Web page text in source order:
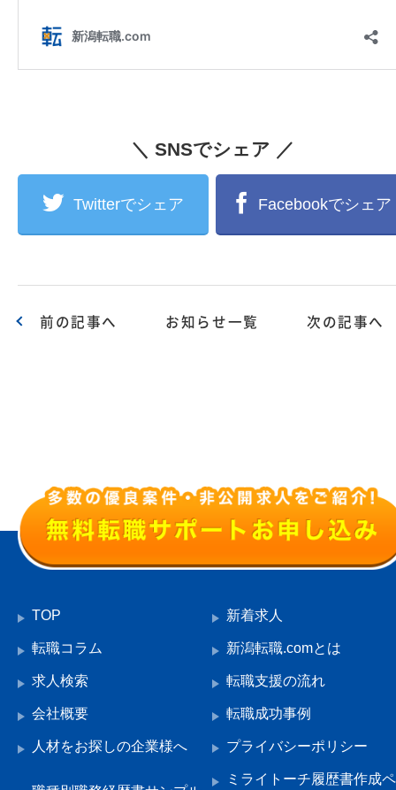
＼ SNSでシェア ／
Twitterでシェア Facebookでシェア
前の記事へ お知らせ一覧 次の記事へ
TOP 新着求人
転職コラム 新潟転職.comとは
求人検索 転職支援の流れ
会社概要 転職成功事例
人材をお探しの企業様へ プライバシーポリシー
ミライトーチ履歴書作成ペ